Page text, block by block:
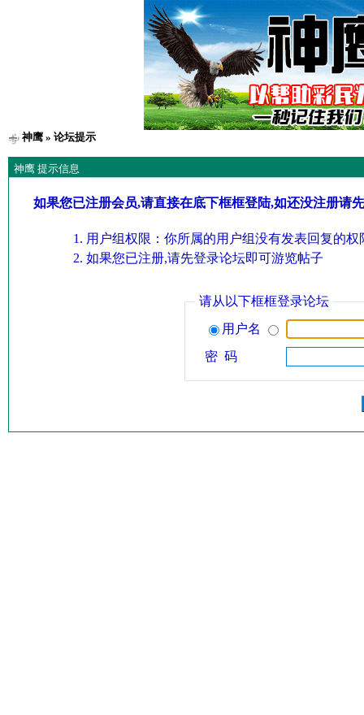
神鹰» 论坛提示
神鹰 提示信息
如果您已注册会员,请直接在底下框框登陆,如还没注册请
用户组权限：你所属的用户组没有发表回复的权
如果您已注册,请先登录论坛即可游览帖子
请从以下框框登录论坛
用户名
密 码